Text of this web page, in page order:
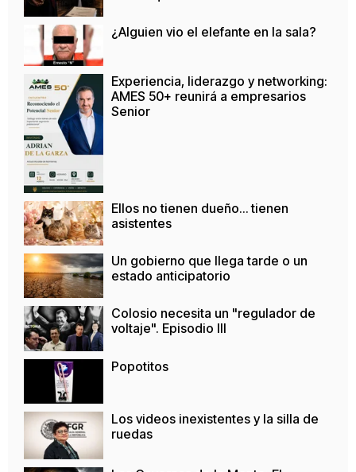
¿Alguien vio el elefante en la sala?
Experiencia, liderazgo y networking:
AMES 50+ reunirá a empresarios
Senior
Ellos no tienen dueño… tienen
asistentes
Un gobierno que llega tarde o un
estado anticipatorio
Colosio necesita un "regulador de
voltaje". Episodio III
Popotitos
Los videos inexistentes y la silla de
ruedas